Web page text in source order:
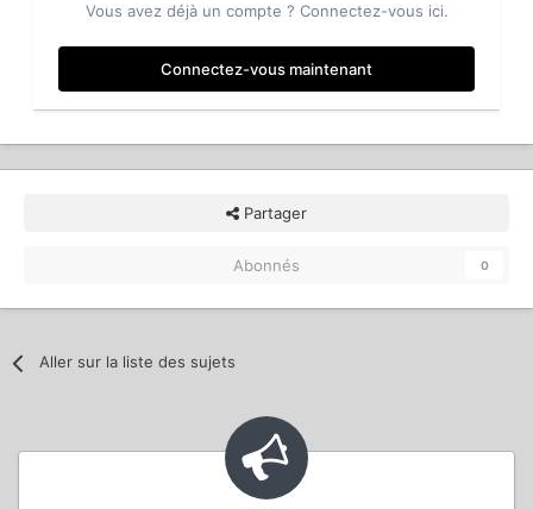
Vous avez déjà un compte ? Connectez-vous ici.
Connectez-vous maintenant
Partager
Abonnés 0
Aller sur la liste des sujets